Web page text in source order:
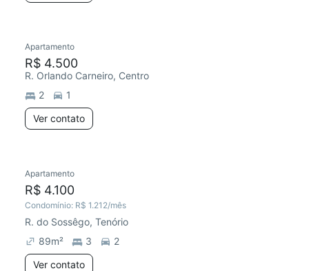
Apartamento
R$ 4.500
R. Orlando Carneiro, Centro
2
1
Ver contato
Apartamento
R$ 4.100
Condomínio: R$ 1.212/mês
R. do Sossêgo, Tenório
89m² 3
2
Ver contato